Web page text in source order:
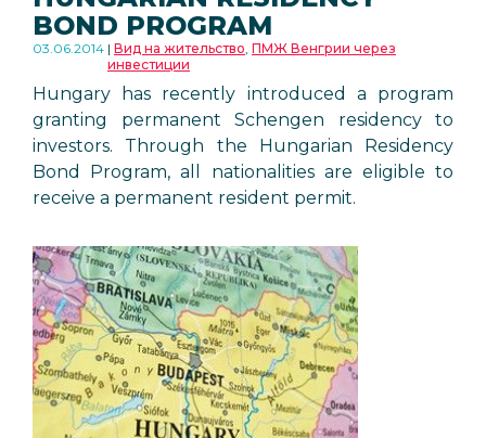
BOND PROGRAM
03.06.2014 Вид на жительство, ПМЖ Венгрии через
инвестиции
Hungary has recently introduced a program
granting permanent Schengen residency to
investors. Through the Hungarian Residency
Bond Program, all nationalities are eligible to
receive a permanent resident permit.